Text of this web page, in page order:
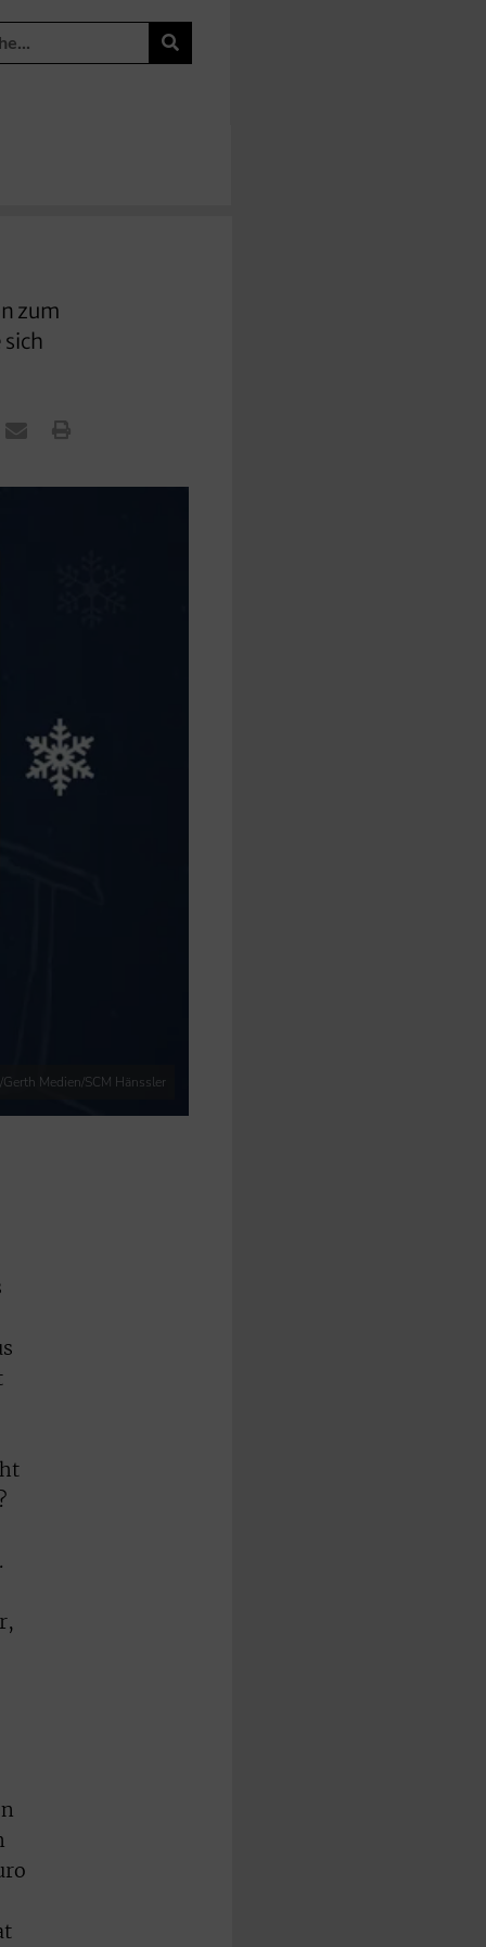
zum
Medien/SCM Hänssler